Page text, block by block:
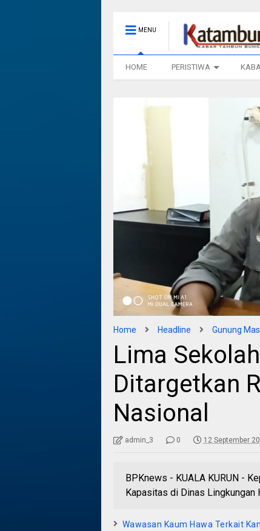
MENU
HOME PERISTIWA
Home Headline Gunung Mas
Lima
Ditargetkan
Nasional
admin_3 0 12 September
BPKnews - KUALA KURUN -
Kapasitas di Dinas Lingkungan
Wawasan Kaum Hawa Terkait